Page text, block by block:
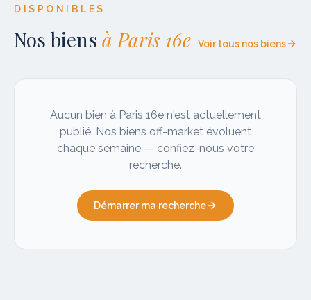
DISPONIBLES
Nos biens à Paris 16e Voir tous nos biens
Aucun bien à Paris 16e n'est actuellement
publié. Nos biens off-market évoluent
chaque semaine — confiez-nous votre
recherche.
Démarrer ma recherche